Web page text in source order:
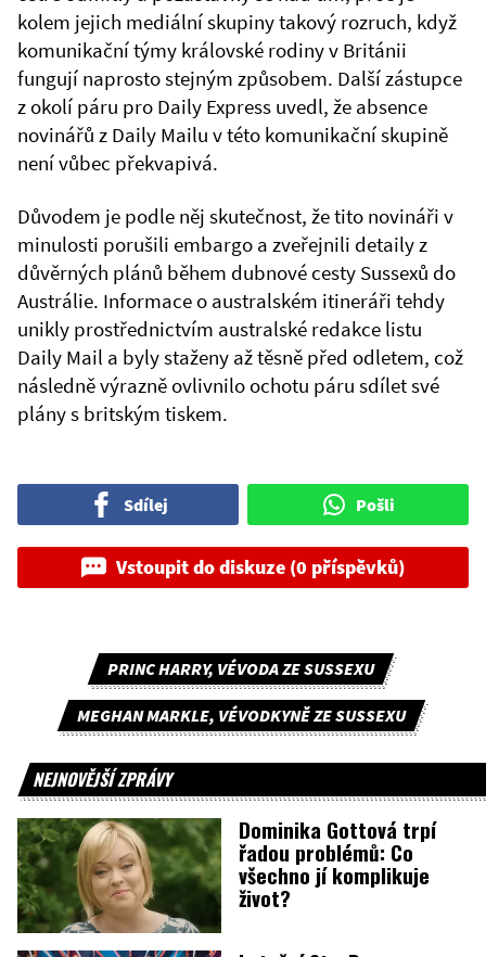
kolem jejich mediální skupiny takový rozruch, když
komunikační týmy královské rodiny v Británii
fungují naprosto stejným způsobem. Další zástupce
z okolí páru pro Daily Express uvedl, že absence
novinářů z Daily Mailu v této komunikační skupině
není vůbec překvapivá.
Důvodem je podle něj skutečnost, že tito novináři v
minulosti porušili embargo a zveřejnili detaily z
důvěrných plánů během dubnové cesty Sussexů do
Austrálie. Informace o australském itineráři tehdy
unikly prostřednictvím australské redakce listu
Daily Mail a byly staženy až těsně před odletem, což
následně výrazně ovlivnilo ochotu páru sdílet své
plány s britským tiskem.
Sdílej Pošli
Vstoupit do diskuze (0 příspěvků)
PRINC HARRY, VÉVODA ZE SUSSEXU
MEGHAN MARKLE, VÉVODKYNĚ ZE SUSSEXU
NEJNOVĚJŠÍ ZPRÁVY
Dominika Gottová trpí
řadou problémů: Co
všechno jí komplikuje
život?